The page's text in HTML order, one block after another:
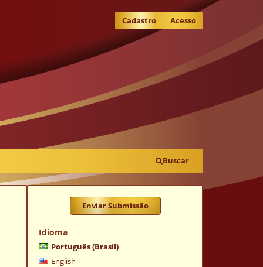
Cadastro Acesso
Buscar
Enviar Submissão
Idioma
Português (Brasil)
English